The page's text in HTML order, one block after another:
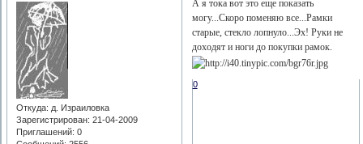
Откуда: д. Израиловка
Зарегистрирован: 21-04-2009
Приглашений: 0
А я тока вот это еще показать
могу...Скоро поменяю все...Рамки
старые, стекло лопнуло...Эх! Руки не
доходят и ноги до покупки рамок.
0